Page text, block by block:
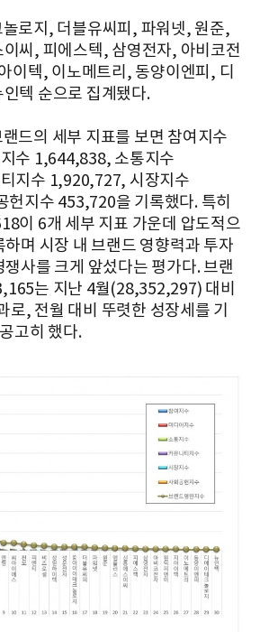
로지, 더블유씨피, 파워넷, 원준,
씨, 피에스텍, 삼영전자, 아비코전
이텍, 이노메트리, 동양이엔피, 디
텍 순으로 집계됐다.
드의 세부 지표를 보면 참여지수
수 1,644,838, 소통지수
지수 1,920,727, 시장지수
지수 453,720을 기록했다. 특히
이 6개 세부 지표 가운데 압도적으
며 시장 내 브랜드 영향력과 투자
사를 크게 앞섰다는 평가다. 브랜
는 지난 4월(28,352,297) 대비
로, 전월 대비 뚜렷한 성장세를 기
고히 했다.